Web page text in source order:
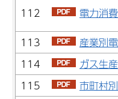
112
電力消
113
産業別
114
ガス生
115
市町村